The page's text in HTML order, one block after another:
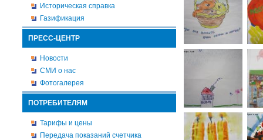
Историческая справка
Газификация
ПРЕСС-ЦЕНТР
Новости
СМИ о нас
Фотогалерея
ПОТРЕБИТЕЛЯМ
Тарифы и цены
Передача показаний счетчика